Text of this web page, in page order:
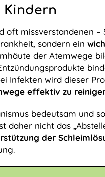
Kindern
oft missverstandenen –
sondern ein
der Atemwege
Infekten wird dieser
effektiv zu
bedeutsam und
daher nicht das
der